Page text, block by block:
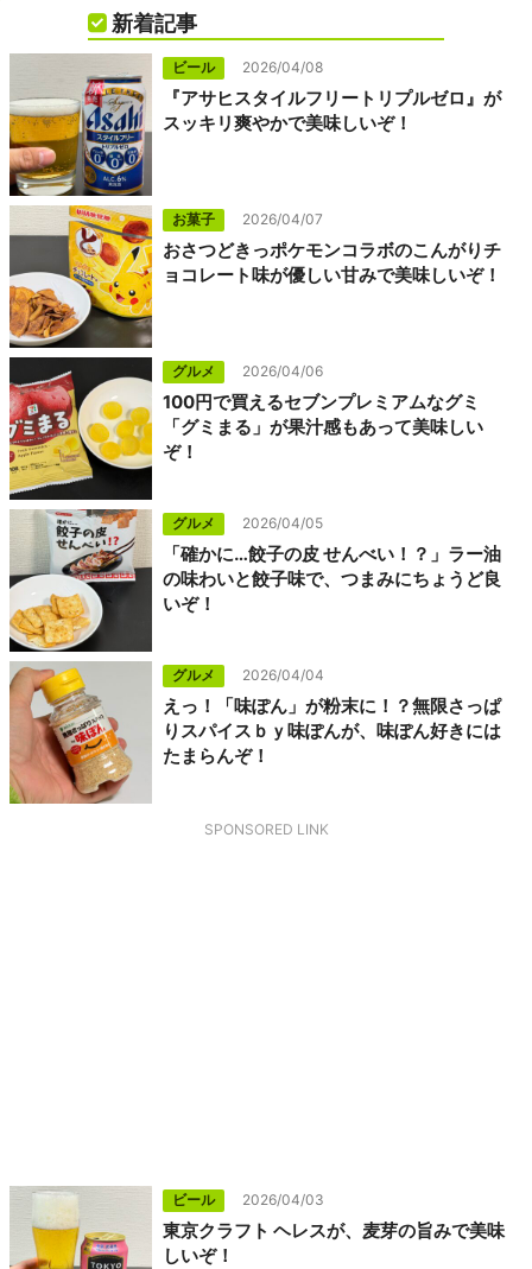
新着記事
ビール 2026/04/08
『アサヒスタイルフリートリプルゼロ』が
スッキリ爽やかで美味しいぞ！
お菓子 2026/04/07
おさつどきっポケモンコラボのこんがりチ
ョコレート味が優しい甘みで美味しいぞ！
グルメ 2026/04/06
100円で買えるセブンプレミアムなグミ
「グミまる」が果汁感もあって美味しい
ぞ！
グルメ 2026/04/05
「確かに…餃子の皮 せんべい！？」ラー油
の味わいと餃子味で、つまみにちょうど良
いぞ！
グルメ 2026/04/04
えっ！「味ぽん」が粉末に！？無限さっぱ
りスパイスｂｙ味ぽんが、味ぽん好きには
たまらんぞ！
SPONSORED LINK
ビール 2026/04/03
東京クラフト ヘレスが、麦芽の旨みで美味
しいぞ！